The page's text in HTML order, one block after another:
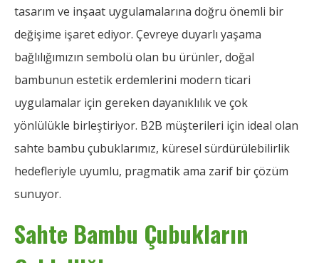
tasarım ve inşaat uygulamalarına doğru önemli bir
değişime işaret ediyor. Çevreye duyarlı yaşama
bağlılığımızın sembolü olan bu ürünler, doğal
bambunun estetik erdemlerini modern ticari
uygulamalar için gereken dayanıklılık ve çok
yönlülükle birleştiriyor. B2B müşterileri için ideal olan
sahte bambu çubuklarımız, küresel sürdürülebilirlik
hedefleriyle uyumlu, pragmatik ama zarif bir çözüm
sunuyor.
Sahte Bambu Çubukların